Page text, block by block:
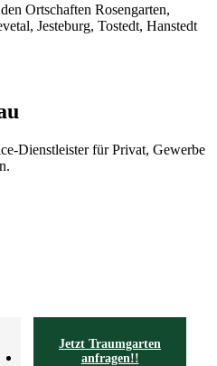
Ortschaften Rosengarten,
Jesteburg, Tostedt, Hanstedt
Dienstleister für Privat, Gewerbe
Jetzt Traumgarten
anfragen!!